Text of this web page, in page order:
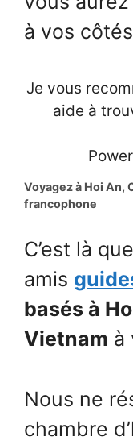
à vos
Je vous
aide à
Voyagez à Hoi An,
francophone
C’est là
amis
basés à
Vietnam à
Nous ne
chambre